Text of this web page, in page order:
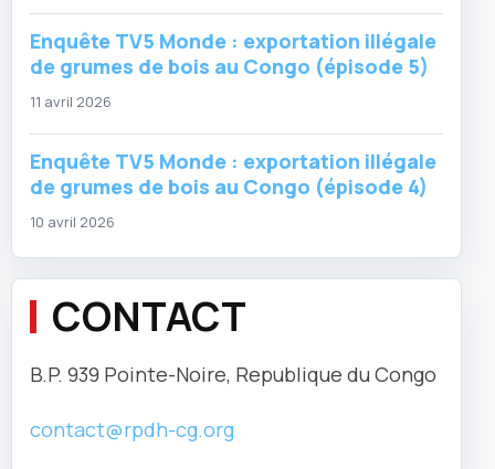
Enquête TV5 Monde : exportation illégale
de grumes de bois au Congo (épisode 5)
11 avril 2026
Enquête TV5 Monde : exportation illégale
de grumes de bois au Congo (épisode 4)
10 avril 2026
CONTACT
B.P. 939 Pointe-Noire, Republique du Congo
contact@rpdh-cg.org